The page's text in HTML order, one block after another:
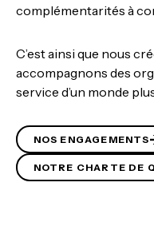
complémentarités à
C’est ainsi que nous
accompagnons des
service d’un monde
NOS ENGAGEMENTS
NOTRE CHARTE DE